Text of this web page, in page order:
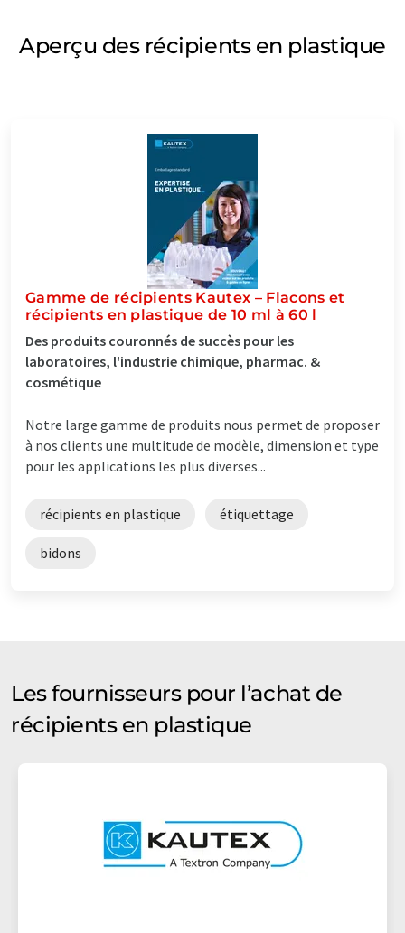
Aperçu des récipients en plastique
Gamme de récipients Kautex – Flacons et
récipients en plastique de 10 ml à 60 l
Des produits couronnés de succès pour les
laboratoires, l'industrie chimique, pharmac. &
cosmétique
Notre large gamme de produits nous permet de proposer
à nos clients une multitude de modèle, dimension et type
pour les applications les plus diverses...
récipients en plastique étiquettage
bidons
Les fournisseurs pour l’achat de
récipients en plastique